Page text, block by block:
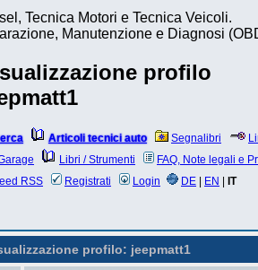
Tecnica Motori e Tecnica Veicoli.
Manutenzione e Diagnosi
profilo
Articoli tecnici auto Segnalibri
Libri / Strumenti
FAQ, Note legali e
RSS
Registrati Login DE EN IT
profilo: jeepmatt1